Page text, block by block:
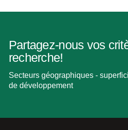
Partagez-nous vos
recherche!
Secteurs géographiques -
de développement